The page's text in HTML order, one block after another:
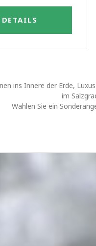
DETAILS
ins Innere der Erde,
im
Wählen Sie ein